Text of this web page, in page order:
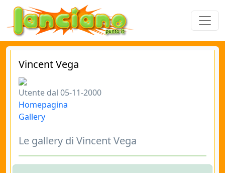
Vincent Vega
Utente dal 05-11-2000
Homepagina
Gallery
Le gallery di Vincent Vega